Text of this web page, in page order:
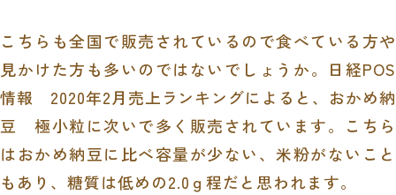
こちらも全国で販売されているので食べている方や
見かけた方も多いのではないでしょうか。日経POS
情報 2020年2月売上ランキングによると、おかめ納
豆 極小粒に次いで多く販売されています。こちら
はおかめ納豆に比べ容量が少ない、米粉がないこと
もあり、糖質は低めの2.0ｇ程だと思われます。